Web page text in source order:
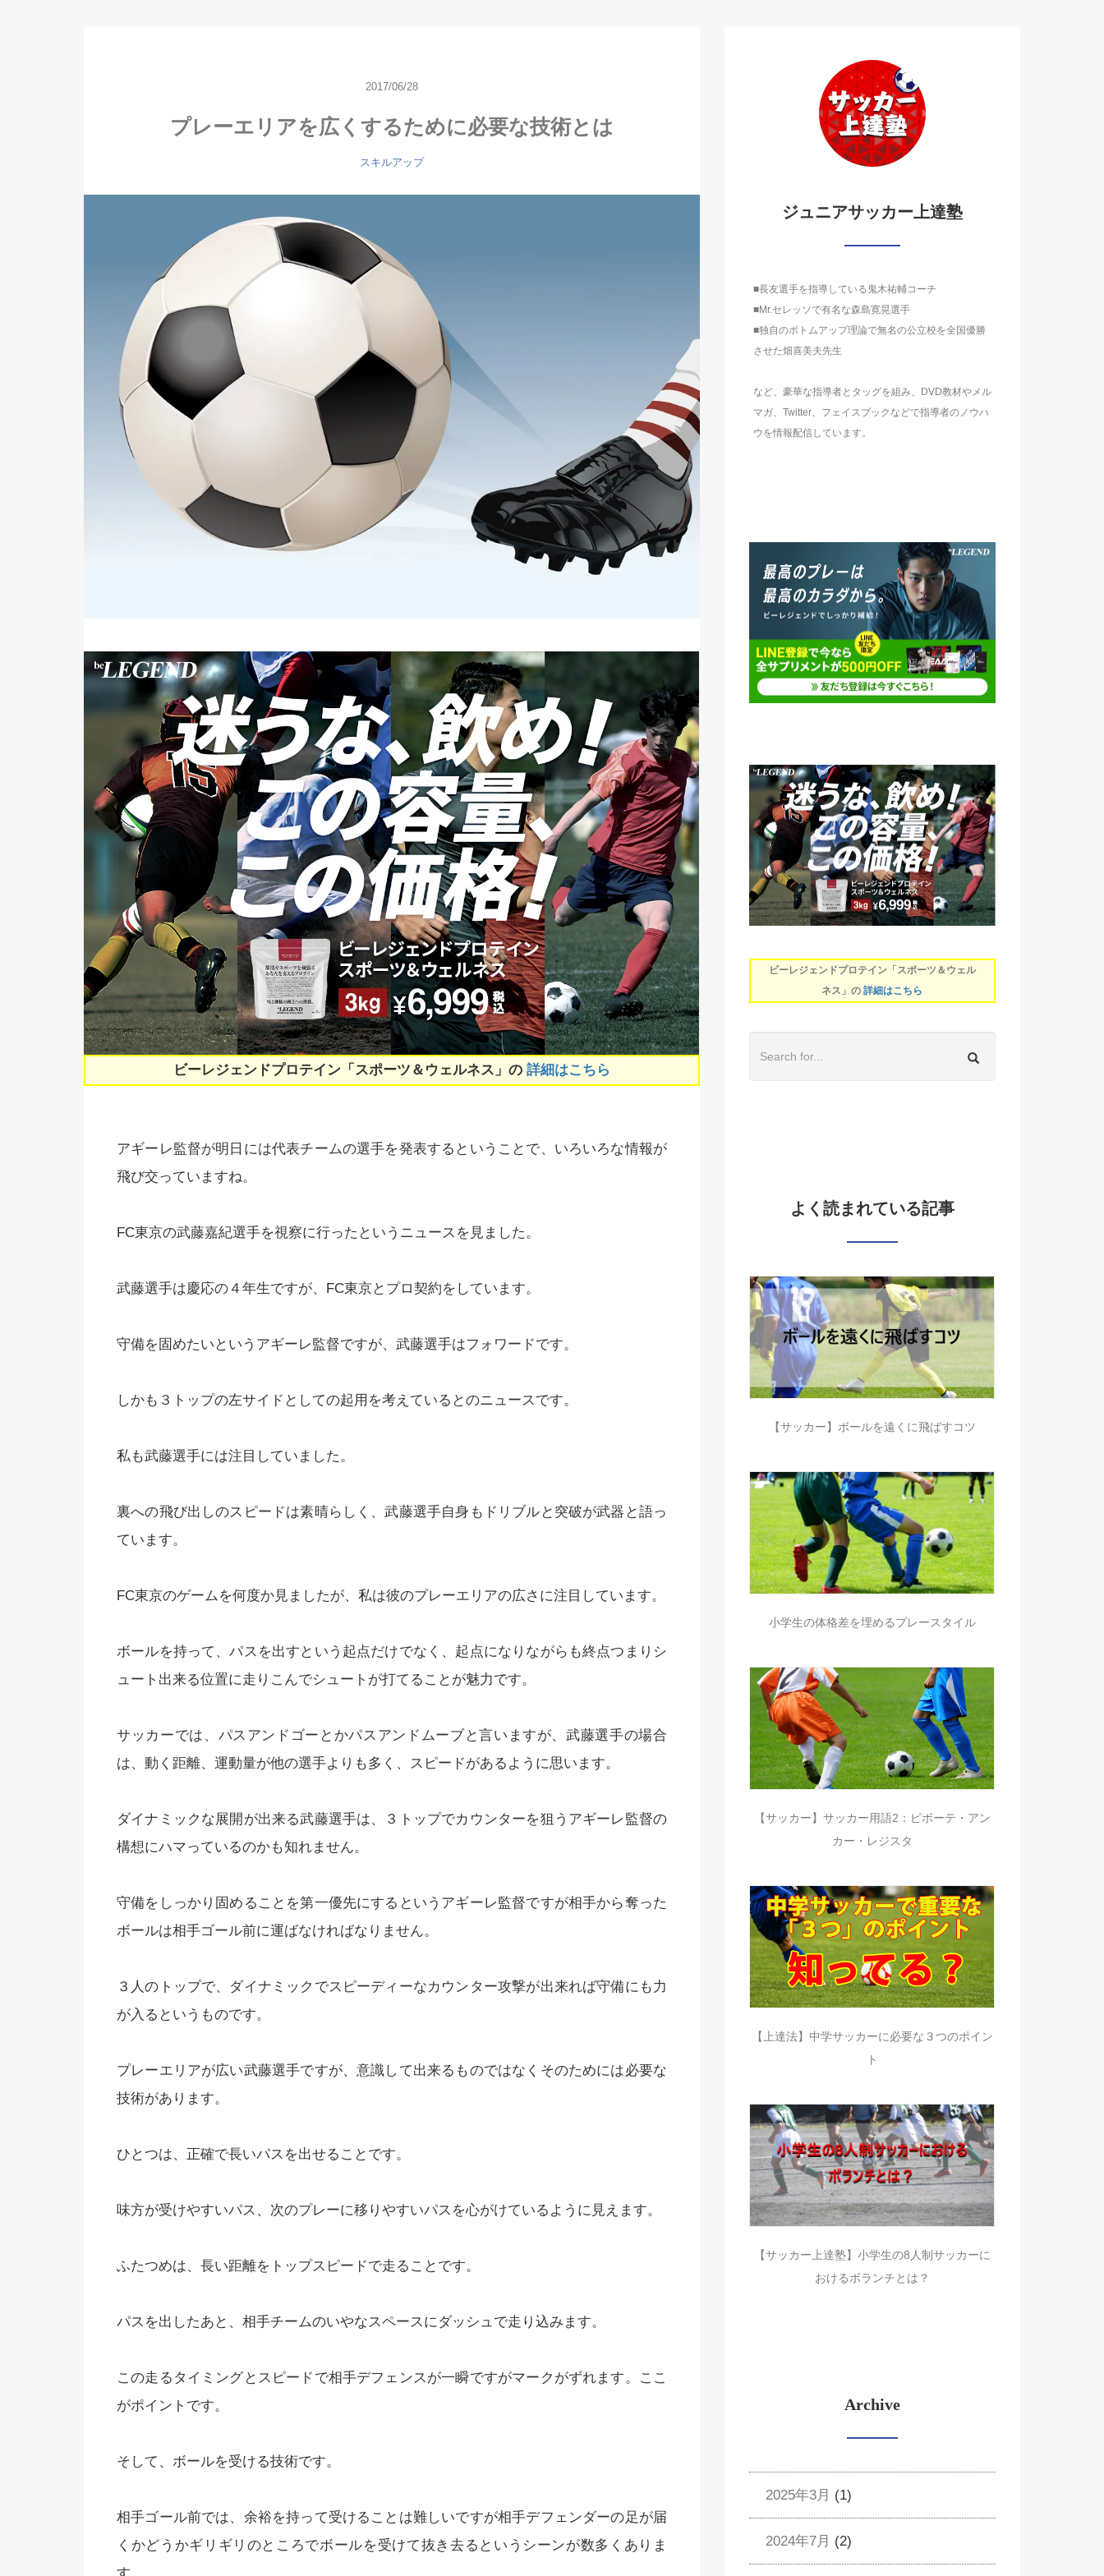
2017/06/28
プレーエリアを広くするために必要な技術とは
スキルアップ
ビーレジェンドプロテイン「スポーツ＆ウェルネス」の 詳細はこちら
アギーレ監督が明日には代表チームの選手を発表するということで、いろいろな情報が
飛び交っていますね。
FC東京の武藤嘉紀選手を視察に行ったというニュースを見ました。
武藤選手は慶応の４年生ですが、FC東京とプロ契約をしています。
守備を固めたいというアギーレ監督ですが、武藤選手はフォワードです。
しかも３トップの左サイドとしての起用を考えているとのニュースです。
私も武藤選手には注目していました。
裏への飛び出しのスピードは素晴らしく、武藤選手自身もドリブルと突破が武器と語っ
ています。
FC東京のゲームを何度か見ましたが、私は彼のプレーエリアの広さに注目しています。
ボールを持って、パスを出すという起点だけでなく、起点になりながらも終点つまりシ
ュート出来る位置に走りこんでシュートが打てることが魅力です。
サッカーでは、パスアンドゴーとかパスアンドムーブと言いますが、武藤選手の場合
は、動く距離、運動量が他の選手よりも多く、スピードがあるように思います。
ダイナミックな展開が出来る武藤選手は、３トップでカウンターを狙うアギーレ監督の
構想にハマっているのかも知れません。
守備をしっかり固めることを第一優先にするというアギーレ監督ですが相手から奪った
ボールは相手ゴール前に運ばなければなりません。
３人のトップで、ダイナミックでスピーディーなカウンター攻撃が出来れば守備にも力
が入るというものです。
プレーエリアが広い武藤選手ですが、意識して出来るものではなくそのためには必要な
技術があります。
ひとつは、正確で長いパスを出せることです。
味方が受けやすいパス、次のプレーに移りやすいパスを心がけているように見えます。
ふたつめは、長い距離をトップスピードで走ることです。
パスを出したあと、相手チームのいやなスペースにダッシュで走り込みます。
この走るタイミングとスピードで相手デフェンスが一瞬ですがマークがずれます。ここ
がポイントです。
そして、ボールを受ける技術です。
相手ゴール前では、余裕を持って受けることは難しいですが相手デフェンダーの足が届
くかどうかギリギリのところでボールを受けて抜き去るというシーンが数多くありま
す。
ジュニアサッカー上達塾
■長友選手を指導している鬼木祐輔コーチ
■Mr.セレッソで有名な森島寛晃選手
■独自のボトムアップ理論で無名の公立校を全国優勝
させた畑喜美夫先生
など、豪華な指導者とタッグを組み、DVD教材やメル
マガ、Twitter、フェイスブックなどで指導者のノウハ
ウを情報配信しています。
ビーレジェンドプロテイン「スポーツ＆ウェル
ネス」の詳細はこちら
よく読まれている記事
【サッカー】ボールを遠くに飛ばすコツ
小学生の体格差を埋めるプレースタイル
【サッカー】サッカー用語2：ピボーテ・アン
カー・レジスタ
【上達法】中学サッカーに必要な３つのポイン
ト
【サッカー上達塾】小学生の8人制サッカーに
おけるボランチとは？
Archive
2025年3月 (1)
2024年7月 (2)